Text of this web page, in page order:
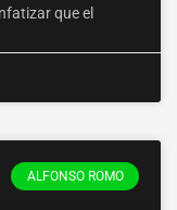
que el
ALFONSO ROMO